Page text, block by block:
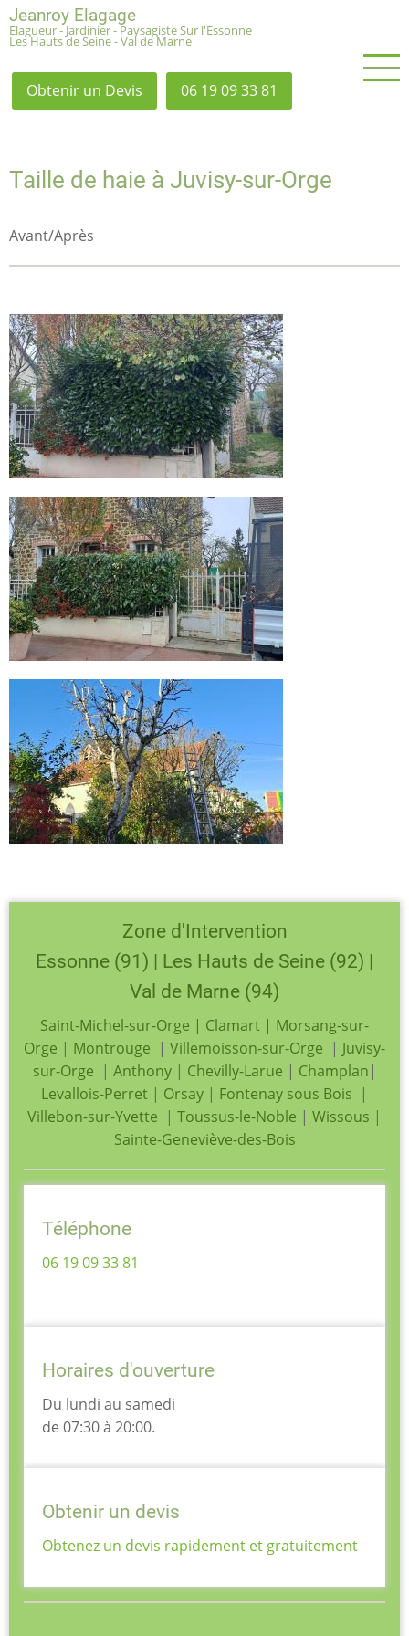
Aller
au
principal
Jeanroy Elagage
Elagueur - Jardinier - Paysagiste Sur l'Essonne
Les Hauts de Seine - Val de Marne
Obtenir un Devis 06 19 09 33 81
Taille de haie à Juvisy-sur-Orge
Avant/Après
Zone d'Intervention
Essonne (91) | Les Hauts de Seine (92) |
Val de Marne (94)
Saint-Michel-sur-Orge | Clamart | Morsang-sur-
Orge | Montrouge | Villemoisson-sur-Orge | Juvisy-
sur-Orge | Anthony| Chevilly-Larue | Champlan |
Levallois-Perret | Orsay | Fontenay sous Bois |
Villebon-sur-Yvette | Toussus-le-Noble | Wissous |
Sainte-Geneviève-des-Bois
Téléphone
06 19 09 33 81
Horaires d'ouverture
Du lundi au samedi
de 07:30 à 20:00.
Obtenir un devis
Obtenez un devis rapidement et gratuitement